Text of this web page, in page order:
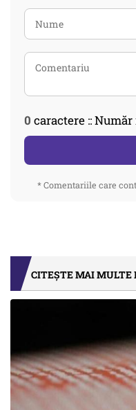
0 caractere ::
* Comentariile care
CITEȘTE MAI MULTE